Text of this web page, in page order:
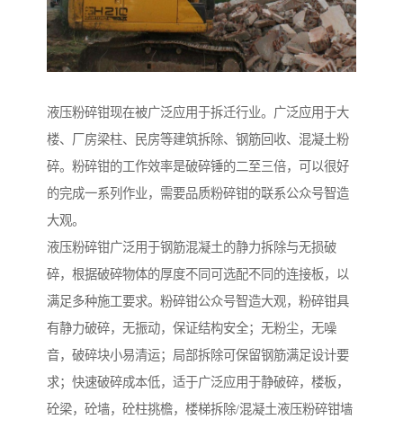
液压粉碎钳现在被广泛应用于拆迁行业。广泛应用于大
楼、厂房梁柱、民房等建筑拆除、钢筋回收、混凝土粉
碎。粉碎钳的工作效率是破碎锤的二至三倍，可以很好
的完成一系列作业，需要品质粉碎钳的联系公众号智造
大观。
液压粉碎钳广泛用于钢筋混凝土的静力拆除与无损破
碎，根据破碎物体的厚度不同可选配不同的连接板，以
满足多种施工要求。粉碎钳公众号智造大观，粉碎钳具
有静力破碎，无振动，保证结构安全；无粉尘，无噪
音，破碎块小易清运；局部拆除可保留钢筋满足设计要
求；快速破碎成本低，适于广泛应用于静破碎，楼板，
砼梁，砼墙，砼柱挑檐，楼梯拆除/混凝土液压粉碎钳墙